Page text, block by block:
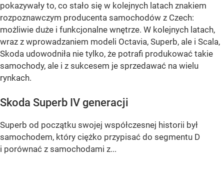
pokazywały to, co stało się w kolejnych latach znakiem
rozpoznawczym producenta samochodów z Czech:
możliwie duże i funkcjonalne wnętrze. W kolejnych latach,
wraz z wprowadzaniem modeli Octavia, Superb, ale i Scala,
Skoda udowodniła nie tylko, że potrafi produkować takie
samochody, ale i z sukcesem je sprzedawać na wielu
rynkach.
Skoda Superb IV generacji
Superb od początku swojej współczesnej historii był
samochodem, który ciężko przypisać do segmentu D
i porównać z samochodami z...